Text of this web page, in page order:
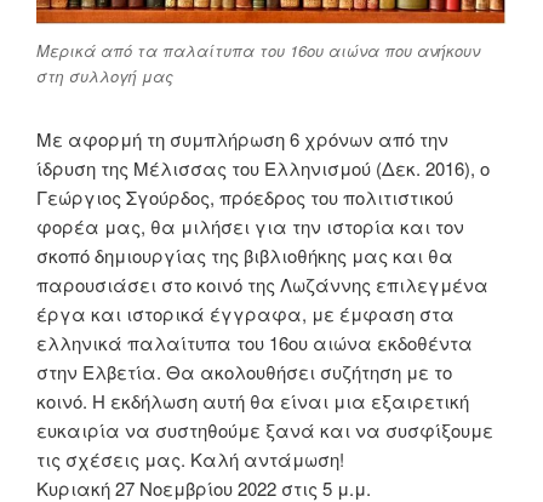
Μερικά από τα παλαίτυπα του 16ου αιώνα που ανήκουν
στη συλλογή μας
Με αφορμή τη συμπλήρωση 6 χρόνων από την
ίδρυση της Μέλισσας του Ελληνισμού (Δεκ. 2016), ο
Γεώργιος Σγούρδος, πρόεδρος του πολιτιστικού
φορέα μας, θα μιλήσει για την ιστορία και τον
σκοπό δημιουργίας της βιβλιοθήκης μας και θα
παρουσιάσει στο κοινό της Λωζάννης επιλεγμένα
έργα και ιστορικά έγγραφα, με έμφαση στα
ελληνικά παλαίτυπα του 16ου αιώνα εκδοθέντα
στην Ελβετία. Θα ακολουθήσει συζήτηση με το
κοινό. Η εκδήλωση αυτή θα είναι μια εξαιρετική
ευκαιρία να συστηθούμε ξανά και να συσφίξουμε
τις σχέσεις μας. Καλή αντάμωση!
Κυριακή 27 Νοεμβρίου 2022 στις 5 μ.μ.